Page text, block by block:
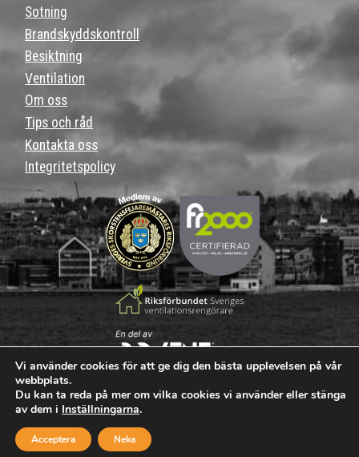
Sotning
Brandskyddskontroll
Besiktning
Ventilation
Om oss
Tips och råd
Kontakta oss
Integritetspolicy
Missa inte vår faktabank med tips och råd om brandskydd och
ventilation.
Vi använder cookies för att ge dig den bästa upplevelsen på vår
webbplats.
Du kan ta reda på mer om vilka cookies vi använder eller stänga
av dem i Inställningarna.
Acceptera Neka